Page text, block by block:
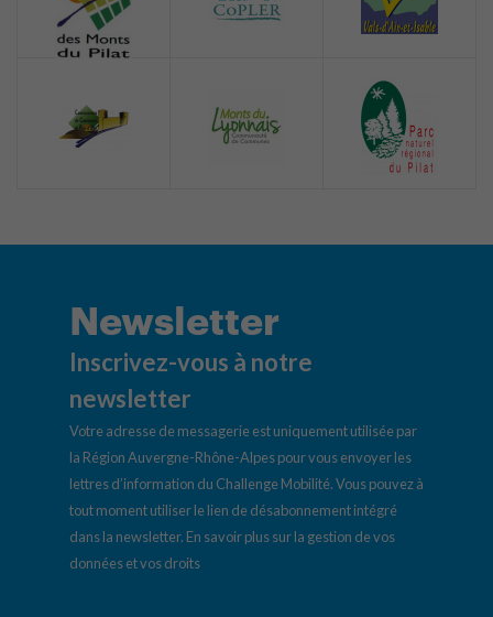
Newsletter
Inscrivez-vous à notre
newsletter
Votre adresse de messagerie est uniquement utilisée par
la Région Auvergne-Rhône-Alpes pour vous envoyer les
lettres d’information du Challenge Mobilité. Vous pouvez à
tout moment utiliser le lien de désabonnement intégré
dans la newsletter. En savoir plus sur la gestion de vos
données et vos droits